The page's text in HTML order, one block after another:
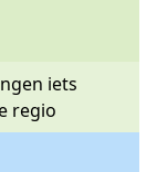
iets
regio